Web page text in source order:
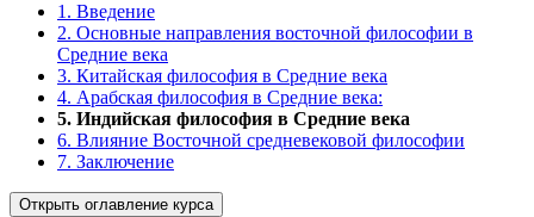
1. Введение
2. Основные направления восточной философии в
Средние века
3. Китайская философия в Средние века
4. Арабская философия в Средние века:
5. Индийская философия в Средние века
6. Влияние Восточной средневековой философии
7. Заключение
Открыть оглавление курса